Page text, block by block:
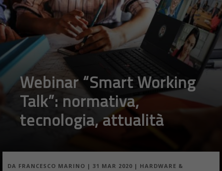
Webinar “Smart Working
Talk”: normativa,
tecnologia, attualità
DA FRANCESCO MARINO | 31 MAR 2020 | HARDWARE &